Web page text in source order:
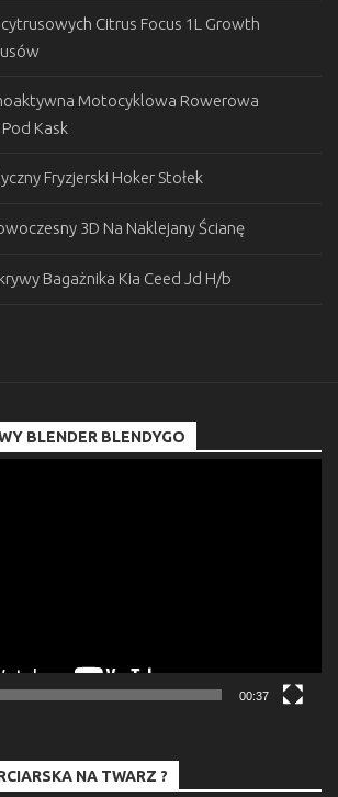
Citrus Focus 1L Growth
Motocyklowa Rowerowa
Kask
Fryzjerski Hoker Stołek
3D Na Naklejany Ścianę
Bagażnika Kia Ceed Jd H/b
BLENDER BLENDYGO
00:37
NA TWARZ ?